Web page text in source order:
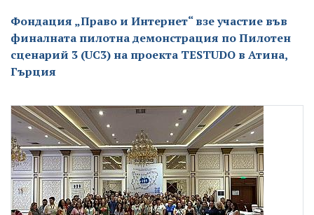
Фондация „Право и Интернет“ взе участие във
финалната пилотна демонстрация по Пилотен
сценарий 3 (UC3) на проекта TESTUDO в Атина,
Гърция